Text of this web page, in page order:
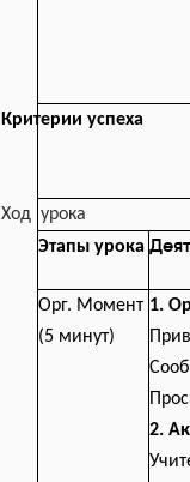
Критерии успеха
Ход урока
Этапы урока
Орг. Момент
(5 минут)
1.
2.